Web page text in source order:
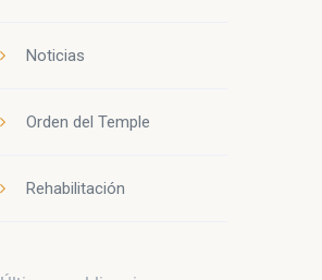
Noticias
Orden del Temple
Rehabilitación